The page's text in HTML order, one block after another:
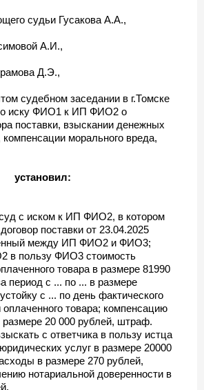
судьи Гусакова А.А.,
А.И.,
Д.Э.,
судебном заседании в г.Томске
иску ФИО1 к ИП ФИО2 о
поставки, взыскании денежных
компенсации морального вреда,
установил:
с иском к ИП ФИО2, в котором
поставки от 23.04.2025
между ИП ФИО2 и ФИО3;
в пользу ФИО3 стоимость
товара в размере 81990
период с ... по ... в размере
с ... по день фактического
оплаченного товара; компенсацию
размере 20 000 рублей, штраф.
с ответчика в пользу истца
услуг в размере 20000
в размере 270 рублей,
нотариальной доверенности в